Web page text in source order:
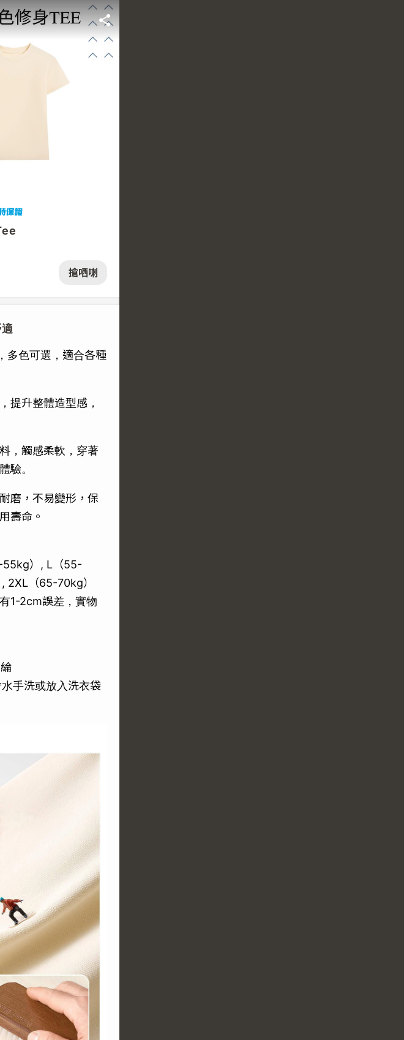
搶哂喇
多色可選，適合各種
提升整體造型感，
，觸感柔軟，穿著
驗。
磨，不易變形，保
壽命。
55kg）, L（55-
2XL（65-70kg）
1-2cm誤差，實物
手洗或放入洗衣袋